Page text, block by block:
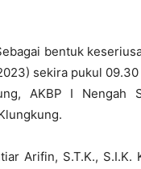
bentuk
sekira pukul
AKBP I Nengah
Arifin, S.T.K.,